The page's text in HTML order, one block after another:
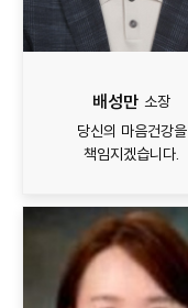
배성만 소장
당신의 마음건강을
책임지겠습니다.